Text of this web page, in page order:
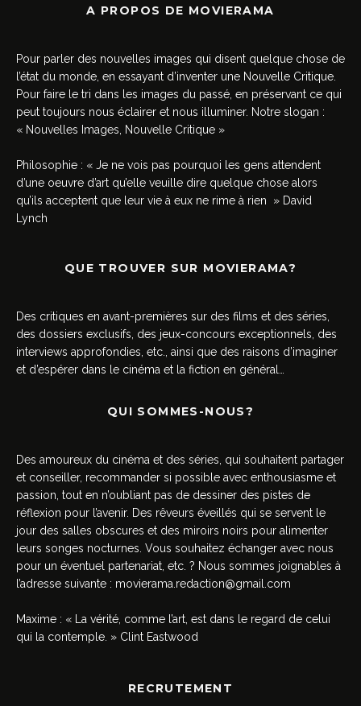
A PROPOS DE MOVIERAMA
Pour parler des nouvelles images qui disent quelque chose de
l’état du monde, en essayant d’inventer une Nouvelle Critique.
Pour faire le tri dans les images du passé, en préservant ce qui
peut toujours nous éclairer et nous illuminer. Notre slogan :
« Nouvelles Images, Nouvelle Critique »
Philosophie : « Je ne vois pas pourquoi les gens attendent
d’une oeuvre d’art qu’elle veuille dire quelque chose alors
qu’ils acceptent que leur vie à eux ne rime à rien » David
Lynch
QUE TROUVER SUR MOVIERAMA?
Des critiques en avant-premières sur des films et des séries,
des dossiers exclusifs, des jeux-concours exceptionnels, des
interviews approfondies, etc., ainsi que des raisons d’imaginer
et d’espérer dans le cinéma et la fiction en général…
QUI SOMMES-NOUS?
Des amoureux du cinéma et des séries, qui souhaitent partager
et conseiller, recommander si possible avec enthousiasme et
passion, tout en n’oubliant pas de dessiner des pistes de
réflexion pour l’avenir. Des rêveurs éveillés qui se servent le
jour des salles obscures et des miroirs noirs pour alimenter
leurs songes nocturnes. Vous souhaitez échanger avec nous
pour un éventuel partenariat, etc. ? Nous sommes joignables à
l’adresse suivante : movierama.redaction@gmail.com
Maxime : « La vérité, comme l’art, est dans le regard de celui
qui la contemple. » Clint Eastwood
RECRUTEMENT